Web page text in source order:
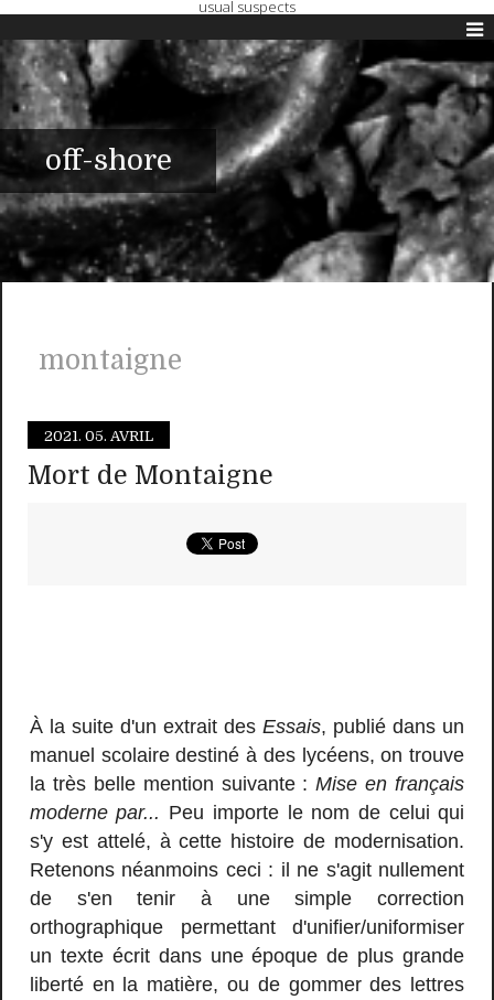
usual suspects
off-shore
montaigne
2021. 05. AVRIL
Mort de Montaigne
À la suite d'un extrait desEssais, publié dans un
manuel scolaire destiné à des lycéens, on trouve
la très belle mention suivante :Mise en français
moderne par... Peu importe le nom de celui qui
s'y est attelé, à cette histoire de modernisation.
Retenons néanmoins ceci : il ne s'agit nullement
de s'en tenir à une simple correction
orthographique permettant d'unifier/uniformiser
un texte écrit dans une époque de plus grande
liberté en la matière, ou de gommer des lettres